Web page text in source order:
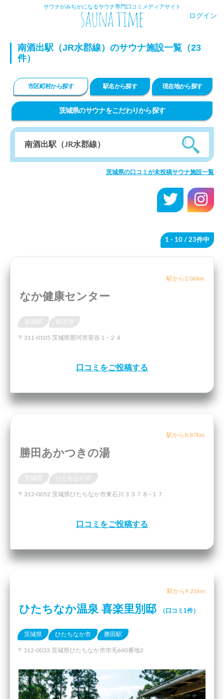
サウナがみぢかになるサウナ専門口コミメディアサイト
ログイン
南酒出駅（JR水郡線）のサウナ施設一覧（23
件）
市区町村から探す 駅名から探す 現在地から探す
茨城県のサウナをこだわりから探す
茨城県の口コミが未投稿サウナ施設一覧
1 - 10 / 23件中
駅から2.06km
なか健康センター
〒311-0105 茨城県那珂市菅谷１−２４
口コミをご投稿する
駅から8.87km
勝田あかつきの湯
ひたちなか市
〒312-0052 茨城県ひたちなか市東石川３３７８−１７
口コミをご投稿する
駅から9.21km
ひたちなか温泉 喜楽里別邸 （口コミ1件）
茨城県 ひたちなか市 勝田駅
〒312-0033 茨城県ひたちなか市市毛640番地2